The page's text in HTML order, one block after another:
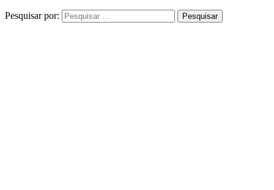
Pesquisar por: